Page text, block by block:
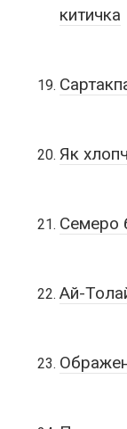
китичка
Як
Семеро
Ай-